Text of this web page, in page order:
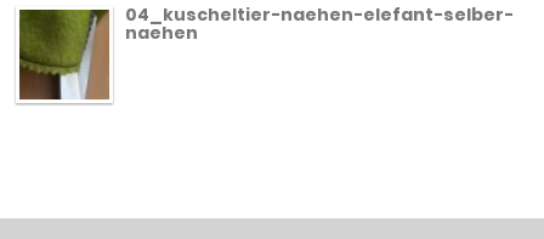
04_kuscheltier-naehen-elefant-selber-
naehen